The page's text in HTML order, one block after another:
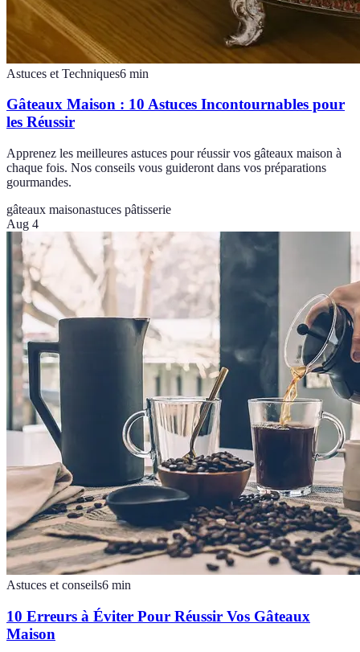
Astuces et Techniques6 min
Gâteaux Maison : 10 Astuces Incontournables pour
les Réussir
Apprenez les meilleures astuces pour réussir vos gâteaux maison à
chaque fois. Nos conseils vous guideront dans vos préparations
gourmandes.
gâteaux maisonastuces pâtisserie
Aug 4
Astuces et conseils6 min
10 Erreurs à Éviter Pour Réussir Vos Gâteaux
Maison